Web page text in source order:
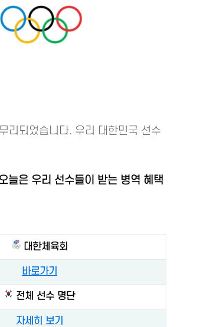
리되었습니다. 우리 대한민국 선수
늘은 우리 선수들이 받는 병역 혜택
대한체육회
바로가기
전체 선수 명단
자세히 보기